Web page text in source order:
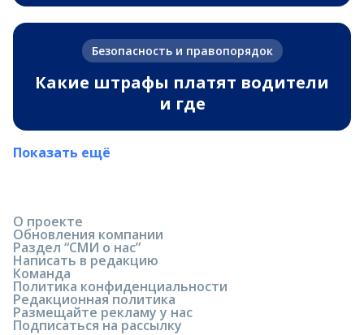
Безопасность и правопорядок
Какие штрафы платят водители
и где
Показать ещё
О проекте
Обновления компании
Раздел “СМИ о нас”
Написать в редакцию
Команда
Политика конфиденциальности
Редакционная политика
Размещайте рекламу у нас
Подписаться на рассылку